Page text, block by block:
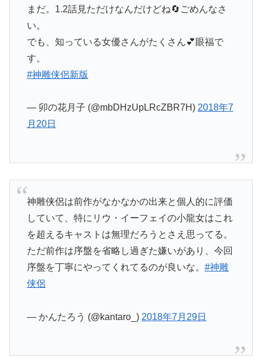
まだ。1.2話見ただけなんだけどね🔄ごめんなさ
い。
でも、知っている女優さんがたくさん💕眼福で
す。
#神雕侠侶新版
— 卯の花月子 (@mbDHzUpLRcZBR7H) 2018年7
月20日
神雕侠侶は前作がなかなかの出来と個人的に評価
していて、特にリウ・イーフェイの小龍女はこれ
を超えるキャストは無理だろうとさえ思ってる。
ただ前作は序盤を省略し過ぎた嫌いがあり、今回
序盤を丁寧にやってくれてるのが良いな。 #神雕
侠侶
— かんたろう (@kantaro_) 2018年7月29日